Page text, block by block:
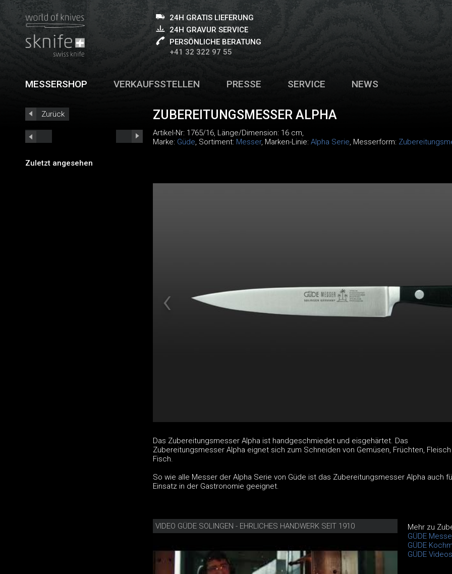
24H GRATIS LIEFERUNG
24H GRAVUR SERVICE
PERSÖNLICHE BERATUNG
+41 32 322 97 55
MESSERSHOP VERKAUFSSTELLEN PRESSE SERVICE NEWS
Zurück
Zuletzt angesehen
ZUBEREITUNGSMESSER ALPHA
Artikel-Nr: 1765/16, Länge/Dimension: 16 cm,
Marke: Güde, Sortiment: Messer, Marken-Linie: Alpha Serie, Messerform:
Das Zubereitungsmesser Alpha ist handgeschmiedet und eisgehärtet. Das
Zubereitungsmesser Alpha eignet sich zum Schneiden von Gemüsen, Früchten,
Fisch.
So wie alle Messer der Alpha Serie von Güde ist das Zubereitungsmesser Alpha auch
Einsatz in der Gastronomie geeignet.
VIDEO GÜDE SOLINGEN - EHRLICHES HANDWERK SEIT 1910
Mehr zu
GÜDE
GÜDE
GÜDE